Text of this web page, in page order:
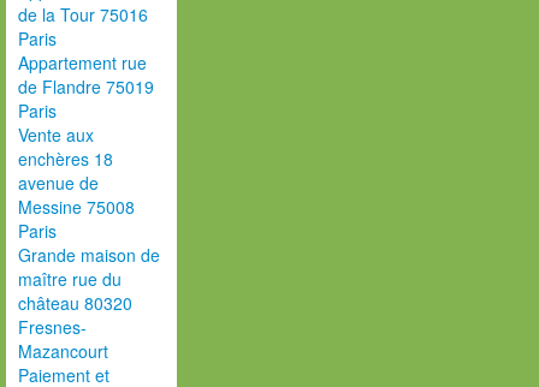
de la Tour 75016
Paris
Appartement rue
de Flandre 75019
Paris
Vente aux
enchères 18
avenue de
Messine 75008
Paris
Grande maison de
maître rue du
château 80320
Fresnes-
Mazancourt
Paiement et